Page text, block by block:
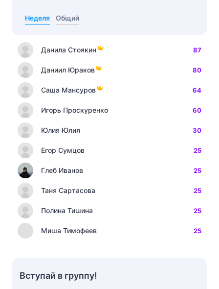
Неделя Общий
Данила Стоякин 87
Даниил Юраков 80
Саша Мансуров 64
Игорь Проскуренко 60
Юлия Юлия 30
Егор Сумцов 25
Глеб Иванов 25
Таня Сартасова 25
Полина Тишина 25
Миша Тимофеев 25
Вступай в группу!